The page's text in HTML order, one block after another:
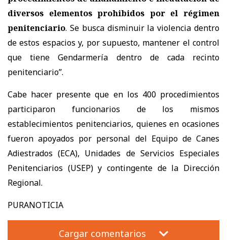
diversos elementos prohibidos por el régimen
penitenciario. Se busca disminuir la violencia dentro
de estos espacios y, por supuesto, mantener el control
que tiene Gendarmería dentro de cada recinto
penitenciario”.
Cabe hacer presente que en los 400 procedimientos
participaron funcionarios de los mismos
establecimientos penitenciarios, quienes en ocasiones
fueron apoyados por personal del Equipo de Canes
Adiestrados (ECA), Unidades de Servicios Especiales
Penitenciarios (USEP) y contingente de la Dirección
Regional.
PURANOTICIA
Cargar comentarios